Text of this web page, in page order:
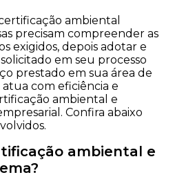
ambiental
precisam compreender as
exigidos, depois adotar e
em seu processo
prestado em sua área de
atua com eficiência e
ambiental e
Confira abaixo
ambiental e